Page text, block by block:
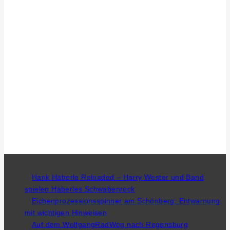
Hank Häberle Reloaded – Harry Wester und Band
spielen Häberles Schwabenrock
Eichenprozessionsspinner am Schönberg: Entwarnung
mit wichtigen Hinweisen
Auf dem WolfgangRadWeg nach Regensburg